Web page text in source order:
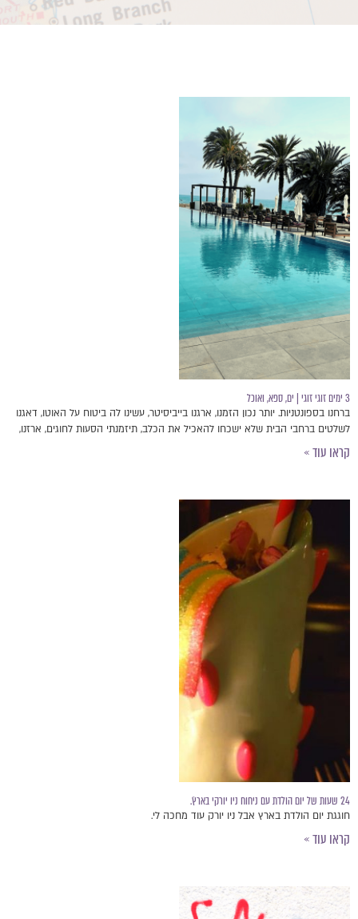
3 ימים זוגי זוגי | ים, ספא, ואוכל
ברחנו בספונטניות. יותר נכון הזמנו, ארגנו בייביסיטר, עשינו לה ביטוח על האוטו, דאגנו
לשלטים ברחבי הבית שלא ישכחו להאכיל את הכלב, תיזמנתי הסעות לחוגים, ארזנו,
קראו עוד »
24 שעות של יום הולדת עם ניחוח ניו יורקי בארץ.ֿ
חוגגת יום הולדת בארץ אבל ניו יורק עוד מחכה לי.
קראו עוד »